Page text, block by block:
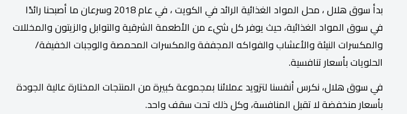
بدأ سوق هلال ، محل المواد الغذائية الرائد في الكويت ، في عام 2018 وسرعان ما أصبحنا رائدًا
في سوق المواد الغذائية، حيث يوفر كل شيء من الأطعمة الشرقية والتوابل والزيتون والمخللات
والمكسرات النيئة والأعشاب والفواكه المجففة والمكسرات المحمصة والوجبات الخفيفة/
الحلويات بأسعار تنافسية.
في سوق هلال، نكرس أنفسنا لتزويد عملائنا بمجموعة كبيرة من المنتجات المختارة عالية الجودة
بأسعار منخفضة لا تقبل المنافسة، وكل ذلك تحت سقف واحد.